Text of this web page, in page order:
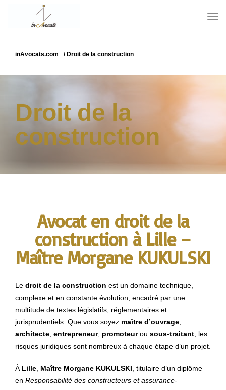
inAvocats.com / Droit de la construction
Droit de la
construction
Avocat en droit de la
construction à Lille –
Maître Morgane KUKULSKI
Le droit de la construction est un domaine technique,
complexe et en constante évolution, encadré par une
multitude de textes législatifs, réglementaires et
jurisprudentiels. Que vous soyez maître d’ouvrage
architecte entrepreneur, promoteurou sous-traitant , les
risques juridiques sont nombreux à chaque étape d’un projet.
À Lille Maître Morgane KUKULSKI , titulaire d’un diplôme
en Responsabilité des constructeurs et assurance-